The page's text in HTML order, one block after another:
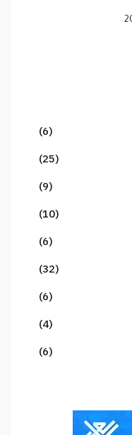
(6)
(25)
(9)
(10)
(6)
(32)
(6)
(4)
(6)